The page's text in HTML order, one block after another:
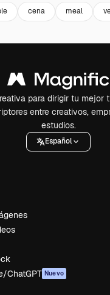
cena meal
para dirigir tu mejor
entre creativos,
estudios.
Español
ChatGPT Nuevo